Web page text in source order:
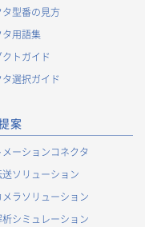
タ型番の見方
タ用語集
トガイド
タ選択ガイド
案
ーションコネクタ
ソリューション
ラソリューション
シミュレーション